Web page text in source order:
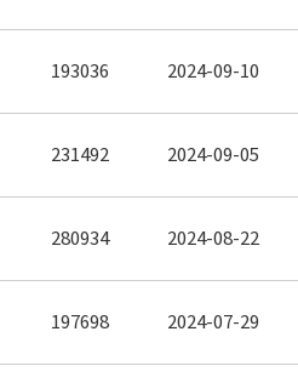
193036 2024-09-10
231492 2024-09-05
280934 2024-08-22
197698 2024-07-29